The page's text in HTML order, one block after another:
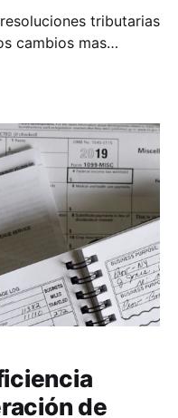
tributarias
cambios mas
otros. Así
de